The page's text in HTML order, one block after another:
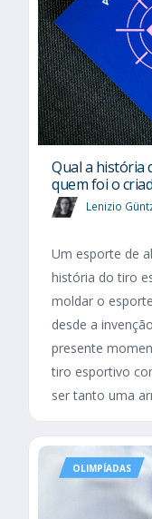
Qual a história
quem foi o
Lenizio
Um esporte de
história do tiro
moldar o
desde a
presente
tiro esportivo
ser tanto uma
OLIMPÍADAS